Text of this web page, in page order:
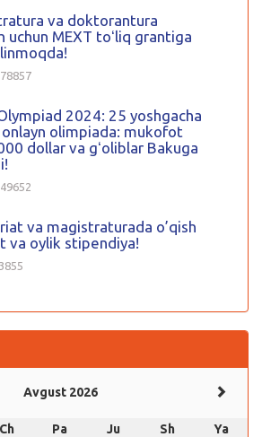
va doktorantura
uchun MEXT toʻliq grantiga
2024: 25 yoshgacha
onlayn olimpiada: mukofot
dollar va gʻoliblar Bakuga
va magistraturada o’qish
va oylik stipendiya!
Avgust 2026
Ch Pa Ju Sh
Ya